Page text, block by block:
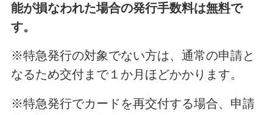
能が損なわれた場合の発行手数料は無料で
す。
※特急発行の対象でない方は、通常の申請と
なるため交付まで１か月ほどかかります。
※特急発行でカードを再交付する場合、申請